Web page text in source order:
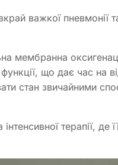
важкої пневмонії
мембранна
що дає час на
стан звичайними
інтенсивної терапії,